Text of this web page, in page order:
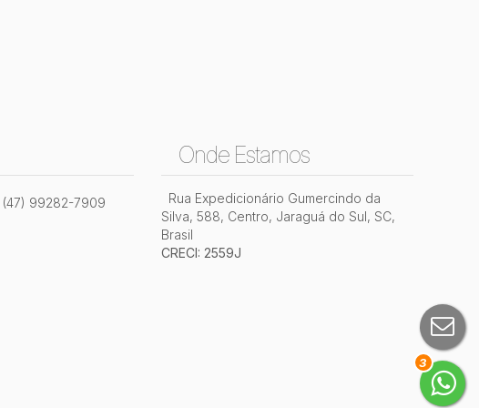
3
(47) 99282-7909
Onde Estamos
Rua Expedicionário Gumercindo da
Silva, 588, Centro, Jaraguá do Sul, SC,
Brasil
CRECI: 2559J